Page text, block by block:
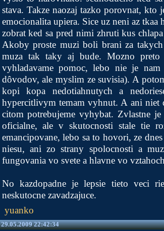
stava. Takze naozaj tazko porovnat,
emocionalita upiera. Sice uz neni az
zobrat ked sa pred nimi zhruti kus
Akoby proste muzi boli brani za
muza tak taky aj bude. Mozno preto
vyhladavame pomoc, lebo nie je
dôvodov, ale myslim ze suvisia). A
kopi kopa nedotiahnutych a
hypercitlivym temam vyhnut. A ani niet
citom potrebujeme vyhybat. Zvlastne
oficialne, ale v skutocnosti stale tie
emancipovane, lebo sa to hovori, ze
niesu, ani zo strany spolocnosti a
fungovania vo svete a hlavne vo
No kazdopadne je lepsie tieto veci
neskutocne zavadzajuce.
yuanko
29.05.2009 22:42:34